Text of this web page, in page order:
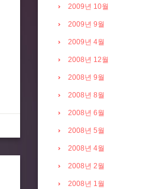
2009년 10월
2009년 9월
2009년 4월
2008년 12월
2008년 9월
2008년 8월
2008년 6월
2008년 5월
2008년 4월
2008년 2월
2008년 1월